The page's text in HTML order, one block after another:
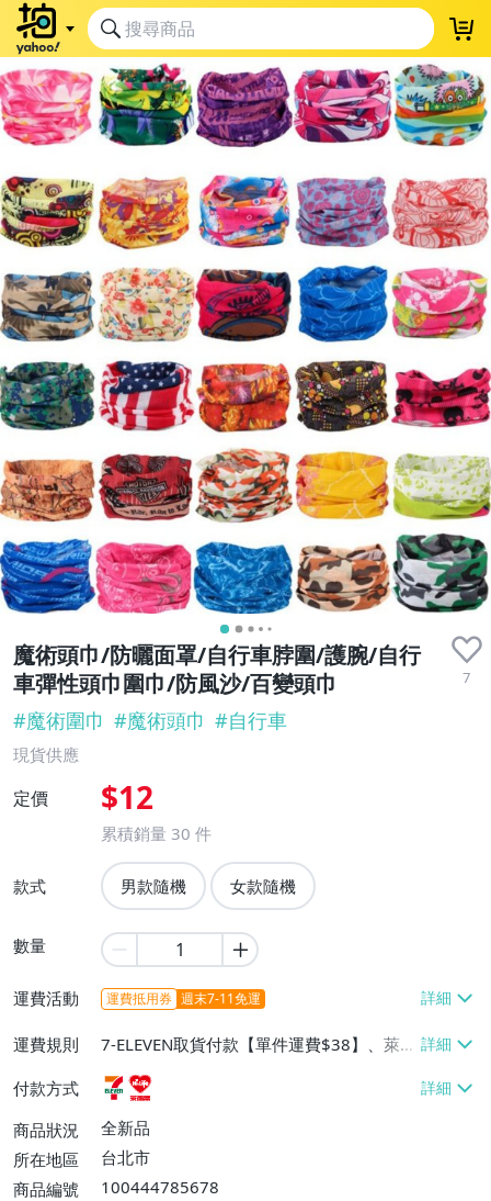
魔術頭巾/防曬面罩/自行車脖圍/護腕/自行
車彈性頭巾圍巾/防風沙/百變頭巾
7
#魔術圍巾 #魔術頭巾 #自行車
現貨供應
定價 $12
累積銷量 30 件
款式 男款隨機 女款隨機
數量
運費活動 運費抵用券 週末7-11免運
運費規則
7-ELEVEN取貨付款【單件運費$38】、萊爾
富取貨付款【單件運費$60】
付款方式
商品狀況
全新品
所在地區
台北市
商品編號
100444785678